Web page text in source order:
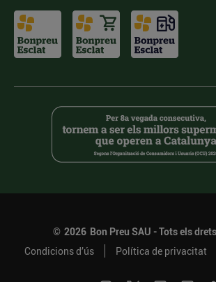
© 2026 Bon Preu SAU - Tots els
Condicions d’ús
Política de privacitat